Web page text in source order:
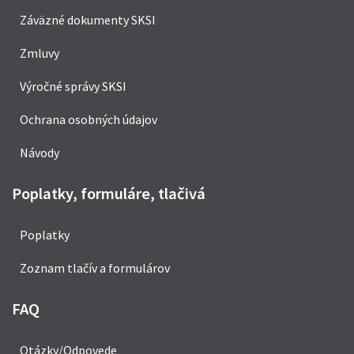
Záväzné dokumenty SKSI
Zmluvy
Výročné správy SKSI
Ochrana osobných údajov
Návody
Poplatky, formuláre, tlačivá
Poplatky
Zoznam tlačív a formulárov
FAQ
Otázky/Odpovede